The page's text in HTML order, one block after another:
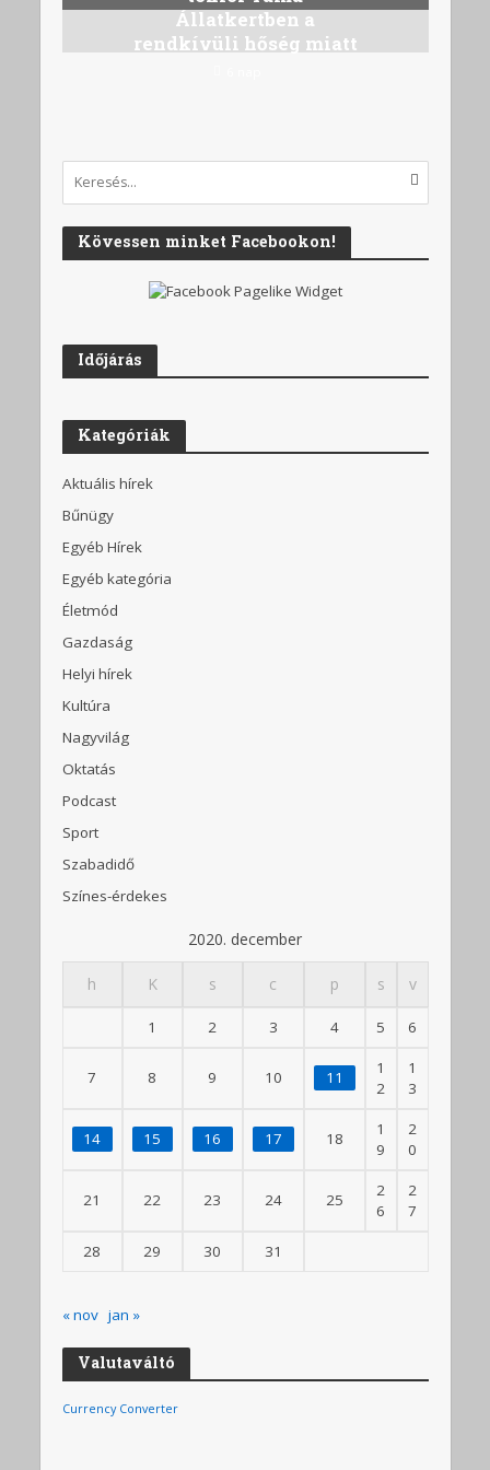
Állatkertben a
rendkívüli hőség miatt
Kövessen minket Facebookon!
Időjárás
Kategóriák
Aktuális hírek
Bűnügy
Egyéb Hírek
Egyéb kategória
Életmód
Gazdaság
Helyi hírek
Kultúra
Nagyvilág
Oktatás
Podcast
Sport
Szabadidő
Színes-érdekes
2020. december
h K s c p s v
1 2 3 4 5 6
7 8 9 10 11
1
2
1
3
14 15 16 17 18
1
9
2
0
21 22 23 24 25
2
6
2
7
28 29 30 31
« nov jan »
Valutaváltó
Currency Converter